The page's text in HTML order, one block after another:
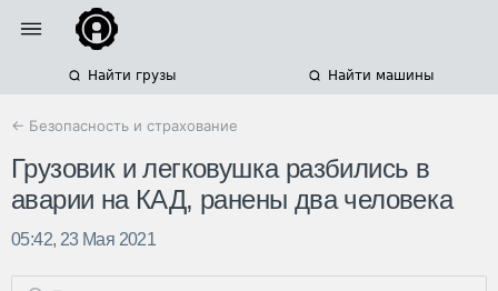
Найти грузы Найти машины
← Безопасность и страхование
Грузовик и легковушка разбились в
аварии на КАД, ранены два человека
05:42, 23 Мая 2021